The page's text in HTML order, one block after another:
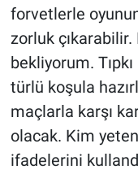
forvetlerle
zorluk
bekliyorum.
türlü koşula
maçlarla karşı
olacak. Kim
ifadelerini